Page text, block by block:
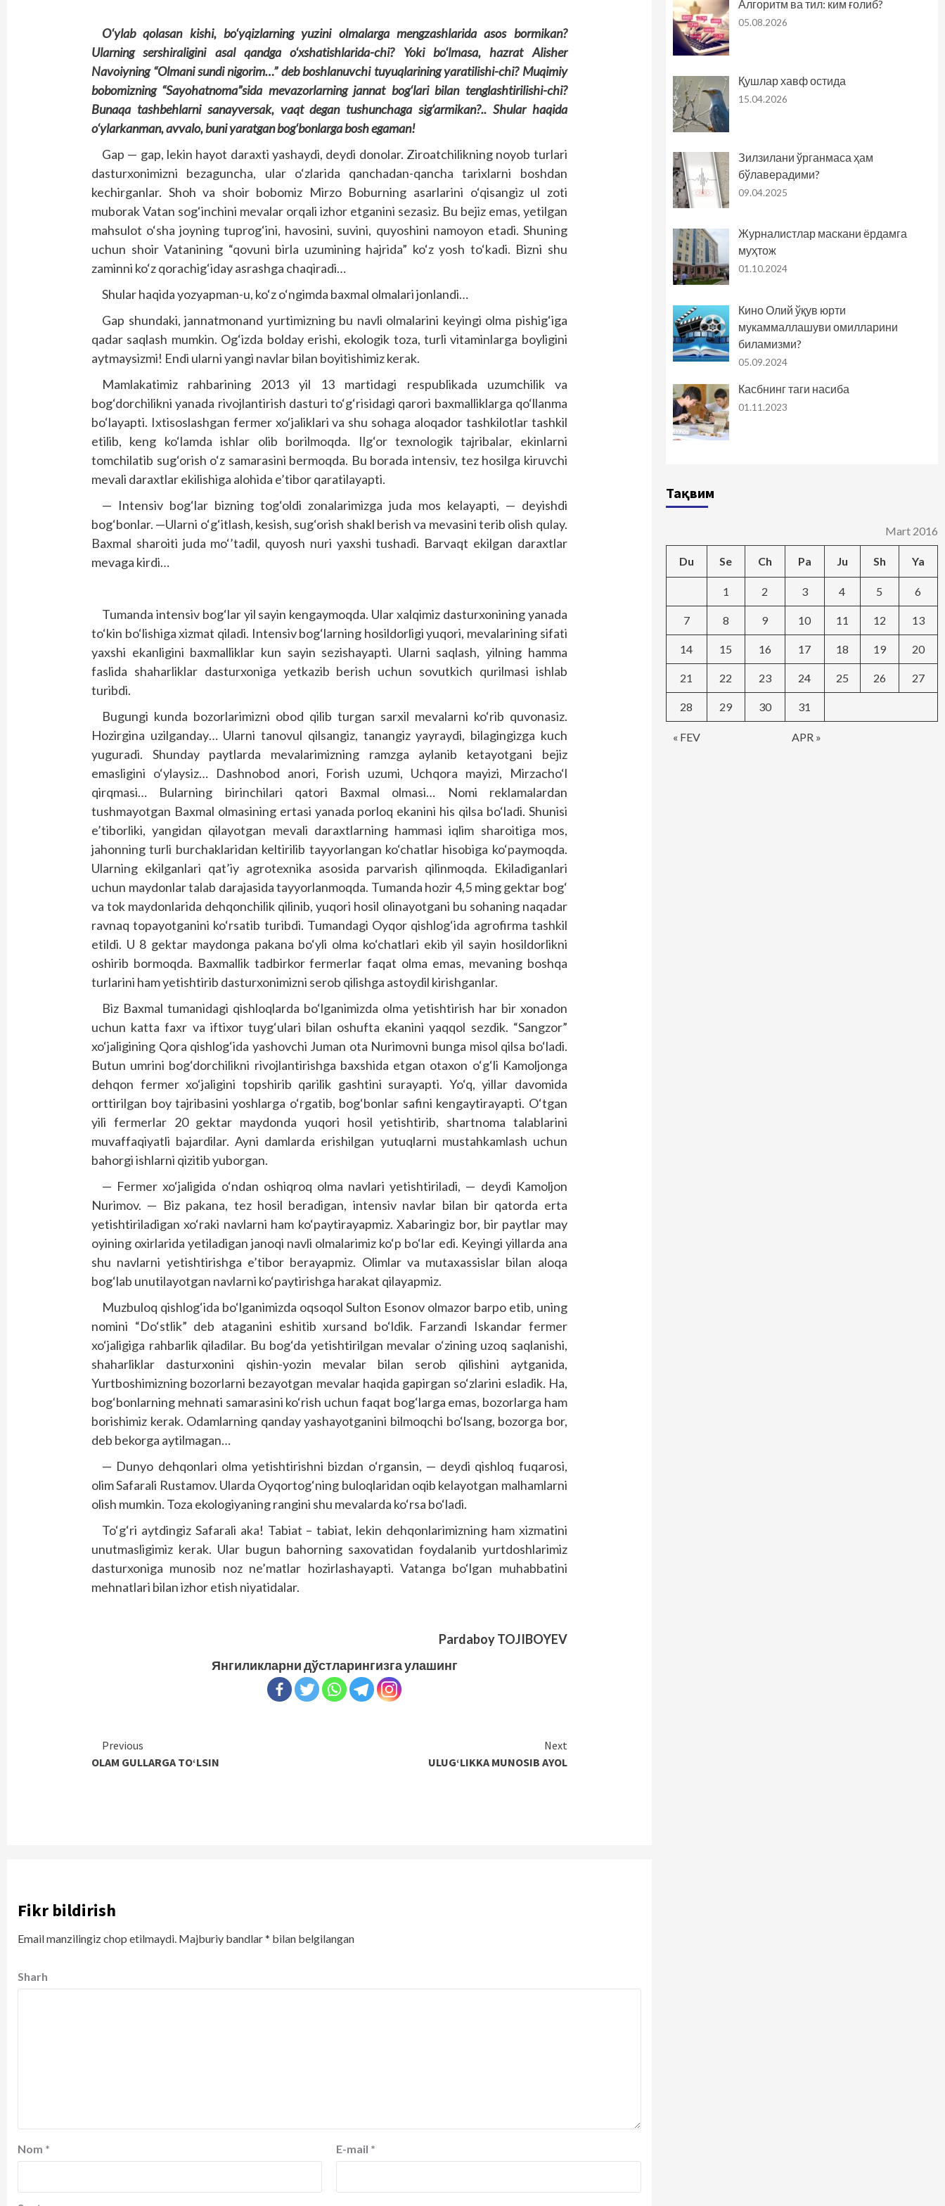
O‘ylab qolasan kishi, bo‘yqizlarning yuzini olmalarga mengzashlarida asos bormikan?
Ularning sershiraligini asal qandga o‘xshatishlarida-chi? Yoki bo‘lmasa, hazrat Alisher
Navoiyning “Olmani sundi nigorim…” deb boshlanuvchi tuyuqlarining yaratilishi-chi? Muqimiy
bobomizning “Sayohatnoma”sida mevazorlarning jannat bog‘lari bilan tenglashtirilishi-chi?
Bunaqa tashbehlarni sanayversak, vaqt degan tushunchaga sig‘armikan?.. Shular haqida
o‘ylarkanman, avvalo, buni yaratgan bog‘bonlarga bosh egaman!
Gap — gap, lekin hayot daraxti yashaydi, deydi donolar. Ziroatchilikning noyob turlari
dasturxonimizni bezaguncha, ular o‘zlarida qanchadan-qancha tarixlarni boshdan
kechirganlar. Shoh va shoir bobomiz Mirzo Boburning asarlarini o‘qisangiz ul zoti
muborak Vatan sog‘inchini mevalar orqali izhor etganini sezasiz. Bu bejiz emas, yetilgan
mahsulot o‘sha joyning tuprog‘ini, havosini, suvini, quyoshini namoyon etadi. Shuning
uchun shoir Vatanining “qovuni birla uzumining hajrida” ko‘z yosh to‘kadi. Bizni shu
zaminni ko‘z qorachig‘iday asrashga chaqiradi…
Shular haqida yozyapman-u, ko‘z o‘ngimda baxmal olmalari jonlandi…
Gap shundaki, jannatmonand yurtimizning bu navli olmalarini keyingi olma pishig‘iga
qadar saqlash mumkin. Og‘izda bolday erishi, ekologik toza, turli vitaminlarga boyligini
aytmaysizmi! Endi ularni yangi navlar bilan boyitishimiz kerak.
Mamlakatimiz rahbarining 2013 yil 13 martidagi respublikada uzumchilik va
bog‘dorchilikni yanada rivojlantirish dasturi to‘g‘risidagi qarori baxmalliklarga qo‘llanma
bo‘layapti. Ixtisoslashgan fermer xo‘jaliklari va shu sohaga aloqador tashkilotlar tashkil
etilib, keng ko‘lamda ishlar olib borilmoqda. Ilg‘or texnologik tajribalar, ekinlarni
tomchilatib sug‘orish o‘z samarasini bermoqda. Bu borada intensiv, tez hosilga kiruvchi
mevali daraxtlar ekilishiga alohida e’tibor qaratilayapti.
— Intensiv bog‘lar bizning tog‘oldi zonalarimizga juda mos kelayapti, — deyishdi
bog‘bonlar. —Ularni o‘g‘itlash, kesish, sug‘orish shakl berish va mevasini terib olish qulay.
Baxmal sharoiti juda mo‘’tadil, quyosh nuri yaxshi tushadi. Barvaqt ekilgan daraxtlar
mevaga kirdi…
Tumanda intensiv bog‘lar yil sayin kengaymoqda. Ular xalqimiz dasturxonining yanada
to‘kin bo‘lishiga xizmat qiladi. Intensiv bog‘larning hosildorligi yuqori, mevalarining sifati
yaxshi ekanligini baxmalliklar kun sayin sezishayapti. Ularni saqlash, yilning hamma
faslida shaharliklar dasturxoniga yetkazib berish uchun sovutkich qurilmasi ishlab
turibdi.
Bugungi kunda bozorlarimizni obod qilib turgan sarxil mevalarni ko‘rib quvonasiz.
Hozirgina uzilganday… Ularni tanovul qilsangiz, tanangiz yayraydi, bilagingizga kuch
yuguradi. Shunday paytlarda mevalarimizning ramzga aylanib ketayotgani bejiz
emasligini o‘ylaysiz… Dashnobod anori, Forish uzumi, Uchqora mayizi, Mirzacho‘l
qirqmasi… Bularning birinchilari qatori Baxmal olmasi… Nomi reklamalardan
tushmayotgan Baxmal olmasining ertasi yanada porloq ekanini his qilsa bo‘ladi. Shunisi
e’tiborliki, yangidan qilayotgan mevali daraxtlarning hammasi iqlim sharoitiga mos,
jahonning turli burchaklaridan keltirilib tayyorlangan ko‘chatlar hisobiga ko‘paymoqda.
Ularning ekilganlari qat’iy agrotexnika asosida parvarish qilinmoqda. Ekiladiganlari
uchun maydonlar talab darajasida tayyorlanmoqda. Tumanda hozir 4,5 ming gektar bog‘
va tok maydonlarida dehqonchilik qilinib, yuqori hosil olinayotgani bu sohaning naqadar
ravnaq topayotganini ko‘rsatib turibdi. Tumandagi Oyqor qishlog‘ida agrofirma tashkil
etildi. U 8 gektar maydonga pakana bo‘yli olma ko‘chatlari ekib yil sayin hosildorlikni
oshirib bormoqda. Baxmallik tadbirkor fermerlar faqat olma emas, mevaning boshqa
turlarini ham yetishtirib dasturxonimizni serob qilishga astoydil kirishganlar.
Biz Baxmal tumanidagi qishloqlarda bo‘lganimizda olma yetishtirish har bir xonadon
uchun katta faxr va iftixor tuyg‘ulari bilan oshufta ekanini yaqqol sezdik. “Sangzor”
xo‘jaligining Qora qishlog‘ida yashovchi Juman ota Nurimovni bunga misol qilsa bo‘ladi.
Butun umrini bog‘dorchilikni rivojlantirishga baxshida etgan otaxon o‘g‘li Kamoljonga
dehqon fermer xo‘jaligini topshirib qarilik gashtini surayapti. Yo‘q, yillar davomida
orttirilgan boy tajribasini yoshlarga o‘rgatib, bog‘bonlar safini kengaytirayapti. O‘tgan
yili fermerlar 20 gektar maydonda yuqori hosil yetishtirib, shartnoma talablarini
muvaffaqiyatli bajardilar. Ayni damlarda erishilgan yutuqlarni mustahkamlash uchun
bahorgi ishlarni qizitib yuborgan.
— Fermer xo‘jaligida o‘ndan oshiqroq olma navlari yetishtiriladi, — deydi Kamoljon
Nurimov. — Biz pakana, tez hosil beradigan, intensiv navlar bilan bir qatorda erta
yetishtiriladigan xo‘raki navlarni ham ko‘paytirayapmiz. Xabaringiz bor, bir paytlar may
oyining oxirlarida yetiladigan janoqi navli olmalarimiz ko‘p bo‘lar edi. Keyingi yillarda ana
shu navlarni yetishtirishga e’tibor berayapmiz. Olimlar va mutaxassislar bilan aloqa
bog‘lab unutilayotgan navlarni ko‘paytirishga harakat qilayapmiz.
Muzbuloq qishlog‘ida bo‘lganimizda oqsoqol Sulton Esonov olmazor barpo etib, uning
nomini “Do‘stlik” deb ataganini eshitib xursand bo‘ldik. Farzandi Iskandar fermer
xo‘jaligiga rahbarlik qiladilar. Bu bog‘da yetishtirilgan mevalar o‘zining uzoq saqlanishi,
shaharliklar dasturxonini qishin-yozin mevalar bilan serob qilishini aytganida,
Yurtboshimizning bozorlarni bezayotgan mevalar haqida gapirgan so‘zlarini esladik. Ha,
bog‘bonlarning mehnati samarasini ko‘rish uchun faqat bog‘larga emas, bozorlarga ham
borishimiz kerak. Odamlarning qanday yashayotganini bilmoqchi bo‘lsang, bozorga bor,
deb bekorga aytilmagan…
— Dunyo dehqonlari olma yetishtirishni bizdan o‘rgansin, — deydi qishloq fuqarosi,
olim Safarali Rustamov. Ularda Oyqortog‘ning buloqlaridan oqib kelayotgan malhamlarni
olish mumkin. Toza ekologiyaning rangini shu mevalarda ko‘rsa bo‘ladi.
To‘g‘ri aytdingiz Safarali aka! Tabiat – tabiat, lekin dehqonlarimizning ham xizmatini
unutmasligimiz kerak. Ular bugun bahorning saxovatidan foydalanib yurtdoshlarimiz
dasturxoniga munosib noz ne’matlar hozirlashayapti. Vatanga bo‘lgan muhabbatini
mehnatlari bilan izhor etish niyatidalar.
Pardaboy TOJIBOYEV
Янгиликларни дўстларингизга улашинг
Continue
Reading
Previous
OLAM GULLARGA TO‘LSIN
Next
ULUG‘LIKKA MUNOSIB AYOL
Fikr bildirish
Email manzilingiz chop etilmaydi. Majburiy bandlar* bilan belgilangan
Sharh
Nom * E-mail *
Алгоритм ва тил: ким ғолиб?
05.08.2026
Қушлар хавф остида
15.04.2026
Зилзилани ўрганмаса ҳам
бўлаверадими?
09.04.2025
Журналистлар маскани ёрдамга
муҳтож
01.10.2024
Кино Олий ўқув юрти
мукаммаллашуви омилларини
биламизми?
05.09.2024
Касбнинг таги насиба
01.11.2023
Тақвим
Mart 2016
Du Se Ch Pa Ju Sh Ya
« FEV APR »
1 2 3 4 5 6
7 8 9 10 11 12 13
14 15 16 17 18 19 20
21 22 23 24 25 26 27
28 29 30 31